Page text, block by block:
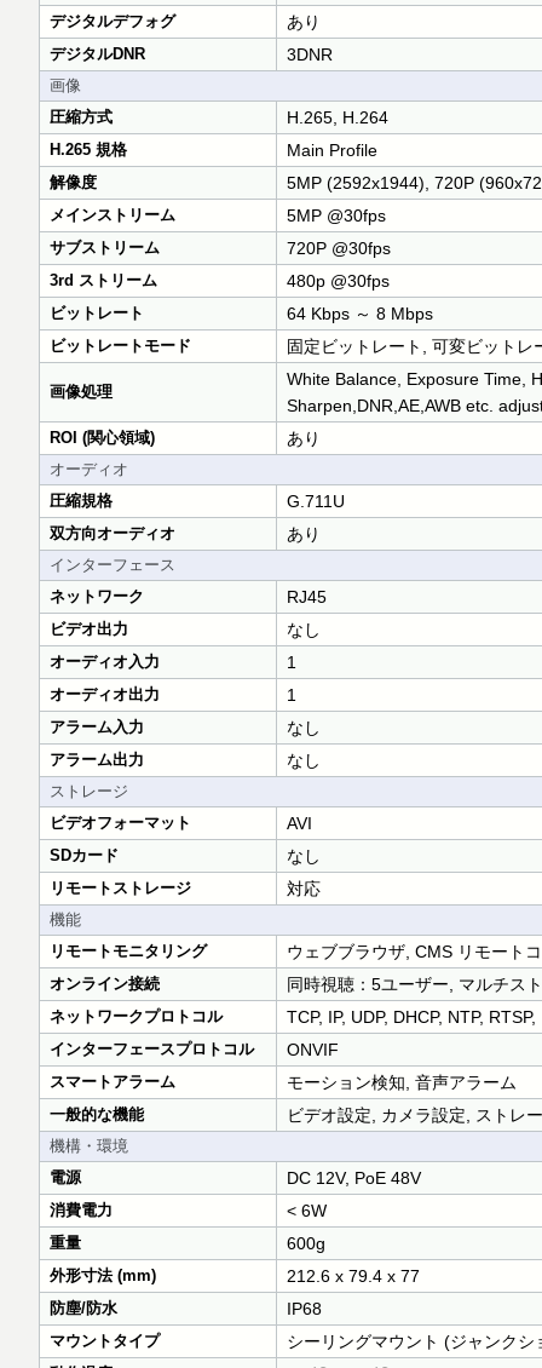
デジタルデフォグ あり
デジタルDNR 3DNR
画像
圧縮方式
H.265, H.264
H.265 規格 Main Profile
解像度 5MP (2592x1944), 720P
メインストリーム 5MP @30fps
サブストリーム 720P @30fps
3rd ストリーム 480p @30fps
ビットレート 64 Kbps ～ 8 Mbps
ビットレートモード 固定ビットレート, 可変ビットレ
画像処理
White Balance, Exposure Time,
Sharpen,DNR,AE,AWB etc.
ROI (関心領域) あり
オーディオ
圧縮規格
G.711U
双方向オーディオ あり
インターフェース
ネットワーク
RJ45
ビデオ出力 なし
オーディオ入力 1
オーディオ出力 1
アラーム入力 なし
アラーム出力 なし
ストレージ
ビデオフォーマット
AVI
SDカード なし
リモートストレージ 対応
機能
リモートモニタリング
ウェブブラウザ, CMS リモート
オンライン接続 同時視聴：5ユーザー, マルチス
ネットワークプロトコル TCP, IP, UDP, DHCP, NTP,
インターフェースプロトコル ONVIF
スマートアラーム モーション検知, 音声アラーム
一般的な機能 ビデオ設定, カメラ設定, ストレ
機構・環境
電源
DC 12V, PoE 48V
消費電力 < 6W
重量 600g
外形寸法 (mm) 212.6 x 79.4 x 77
防塵/防水 IP68
マウントタイプ シーリングマウント (ジャンク